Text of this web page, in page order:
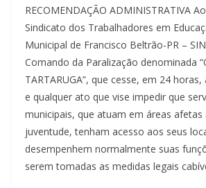
RECOMENDAÇÃO ADMINISTRATIVA
Sindicato dos Trabalhadores em
Municipal de Francisco Beltrão-PR –
Comando da Paralização denominada
TARTARUGA”, que cesse, em 24
e qualquer ato que vise impedir que
municipais, que atuam em áreas afetas
juventude, tenham acesso aos seus
desempenhem normalmente suas
serem tomadas as medidas legais